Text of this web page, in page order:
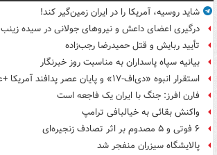
شاید روسیه، آمریکا را در ایران زمین‌گیر کند!
درگیری اعضای داعش و نیروهای جولانی در سیده زینب
تأیید ربایش و قتل حمیدرضا رجب‌زاده
بیانیه سپاه پاسداران به مناسبت روز خبرنگار
استقرار انبوه «دی‌اف‑۱۷» و پایان عصر پدافند آمریکا +عکس
فارن افرز: جنگ با ایران یک فاجعه است
واکنش بقائی به خیالبافی ترامپ
۶ فوتی و ۵ مصدوم بر اثر تصادف زنجیره‌ای
پالایشگاه سیزران منفجر شد